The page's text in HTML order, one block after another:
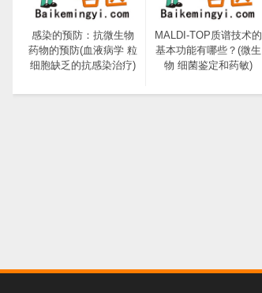
感染的预防：抗微生物
药物的预防(血液病学 粒
细胞缺乏的抗感染治疗)
MALDI-TOP质谱技术的
基本功能有哪些？(微生
物 细菌鉴定和药敏)